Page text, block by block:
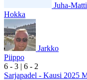
Juha-Matti
Hokka
Jarkko
Piippo
6 - 3 | 6 - 2
Sarjapadel - Kausi 2025